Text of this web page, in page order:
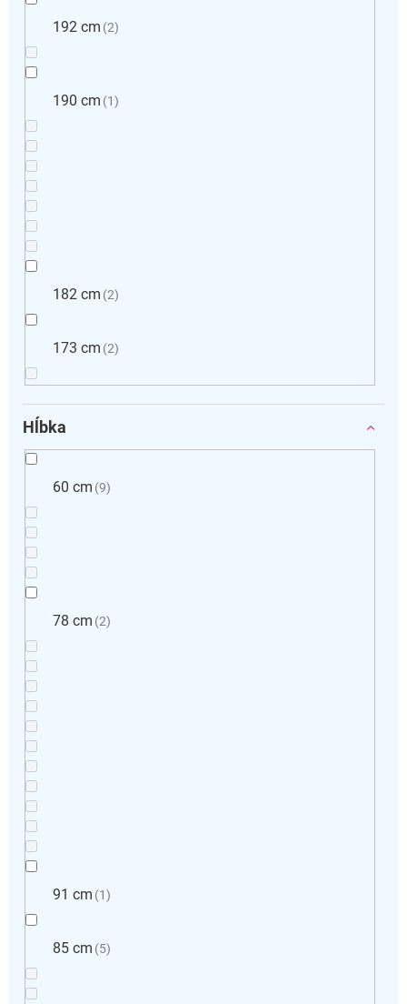
192 cm 2
190 cm 1
182 cm 2
173 cm 2
Hĺbka
60 cm 9
78 cm 2
91 cm 1
85 cm 5